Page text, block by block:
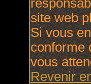
site web
Si vous
conforme
vous
Revenir